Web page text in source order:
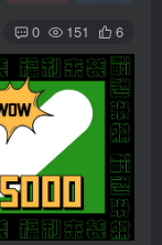
0 151 6